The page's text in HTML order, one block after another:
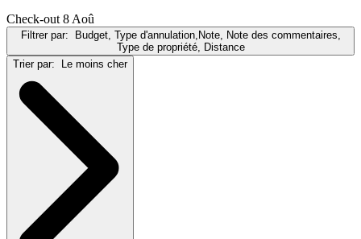
Check-out 8 Aoû
Filtrer par:
Budget, Type d'annulation,Note, Note des commentaires,
Type de propriété, Distance
Trier par:
Le moins cher